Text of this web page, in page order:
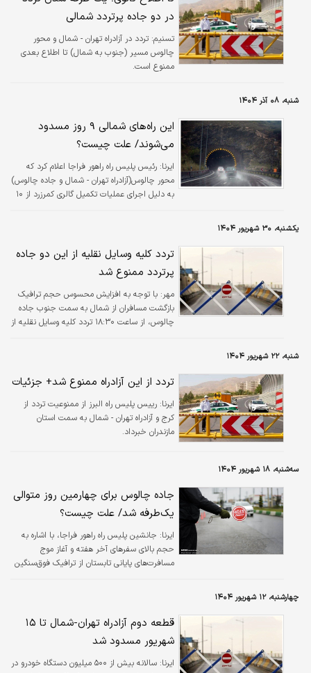
در دو جاده پرتردد شمالی
تسنیم: تردد در آزادراه تهران - شمال و محور
چالوس مسیر (جنوب به شمال) تا اطلاع بعدی
ممنوع است.
شنبه، ۰۸ آذر ۱۴۰۴
این راه‌های شمالی ۹ روز مسدود
می‌شوند/ علت چیست؟
ایرنا: رئیس پلیس راه راهور فراجا اعلام کرد که
محور چالوس(آزادراه تهران - شمال و جاده چالوس)
به دلیل اجرای عملیات تکمیل گالری کمرزرد از ۱۰
یکشنبه، ۳۰ شهریور ۱۴۰۴
تردد کلیه وسایل نقلیه از این دو جاده
پرتردد ممنوع شد
مهر: با توجه به افزایش محسوس حجم ترافیک
بازگشت مسافران از شمال به سمت جنوب جاده
چالوس، از ساعت ۱۸:۳۰ تردد کلیه وسایل نقلیه از
شنبه، ۲۲ شهریور ۱۴۰۴
تردد از این آزادراه ممنوع شد+ جزئیات
ایرنا: رییس پلیس راه البرز از ممنوعیت تردد از
کرج و آزادراه تهران - شمال به سمت استان
مازندران خبرداد.
سه‌شنبه، ۱۸ شهریور ۱۴۰۴
جاده چالوس برای چهارمین روز متوالی
یک‌طرفه شد/ علت چیست؟
ایرنا: جانشین پلیس راه راهور فراجا، با اشاره به
حجم بالای سفرهای آخر هفته و آغاز موج
مسافرت‌های پایانی تابستان از ترافیک فوق‌سنگین
چهارشنبه، ۱۲ شهریور ۱۴۰۴
قطعه دوم آزادراه تهران-شمال تا ۱۵
شهریور مسدود شد
ایرنا:
سالانه بیش از ۵۰۰ میلیون دستگاه خودرو در